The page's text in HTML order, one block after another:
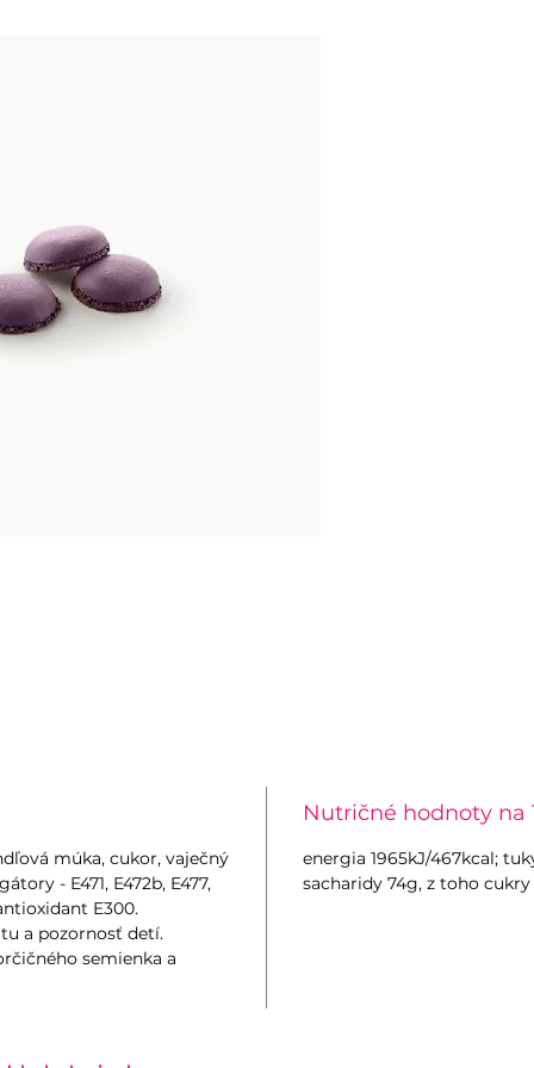
múka, cukor, vaječný
- E471, E472b, E477,
E300.
a pozornosť detí.
semienka a
Nutričné hodnoty na
energia 1965kJ/467kcal;
sacharidy 74g, z toho